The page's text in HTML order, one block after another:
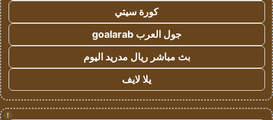
كورة سيتي
جول العرب goalarab
بث مباشر ريال مدريد اليوم
يلا لايف
!